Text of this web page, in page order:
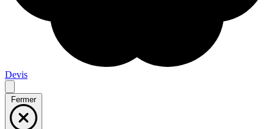
Devis
Fermer